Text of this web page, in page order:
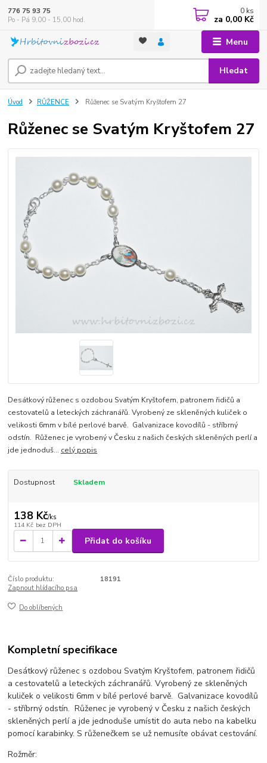
Menu
Hledat
776 75 93 75
Po - Pá 9,00 - 15,00 hod.
0 ks
za 0,00 Kč
Úvod RŮŽENCE Růženec se Svatým Kryštofem 27
Růženec se Svatým Kryštofem 27
Desátkový růženec s ozdobou Svatým Kryštofem, patronem řidičů a
cestovatelů a leteckých záchranářů. Vyrobený ze skleněných kuliček o
velikosti 6mm v bílé perlové barvě. Galvanizace kovodílů - stříbrný
odstín. Růženec je vyrobený v Česku z našich českých skleněných perlí a
jde jednoduš... celý popis
Dostupnost Skladem
138 Kč/ks
114 Kč bez DPH
Přidat do košíku
Číslo produktu:
18191
Zapnout hlídacího psa
Do oblíbených
Kompletní specifikace
Desátkový růženec s ozdobou Svatým Kryštofem, patronem řidičů
a cestovatelů a leteckých záchranářů. Vyrobený ze skleněných
kuliček o velikosti 6mm v bílé perlové barvě. Galvanizace kovodílů
- stříbrný odstín. Růženec je vyrobený v Česku z našich českých
skleněných perlí a jde jednoduše umístit do auta nebo na kabelku
pomocí karabinky. S růženečkem se už nemusíte obávat cestování.
Rožměr: